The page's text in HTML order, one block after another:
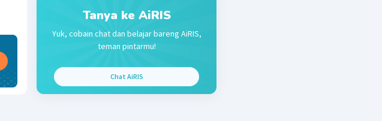
Tanya ke AiRIS
Yuk, cobain chat dan belajar bareng AiRIS,
teman pintarmu!
Chat AiRIS